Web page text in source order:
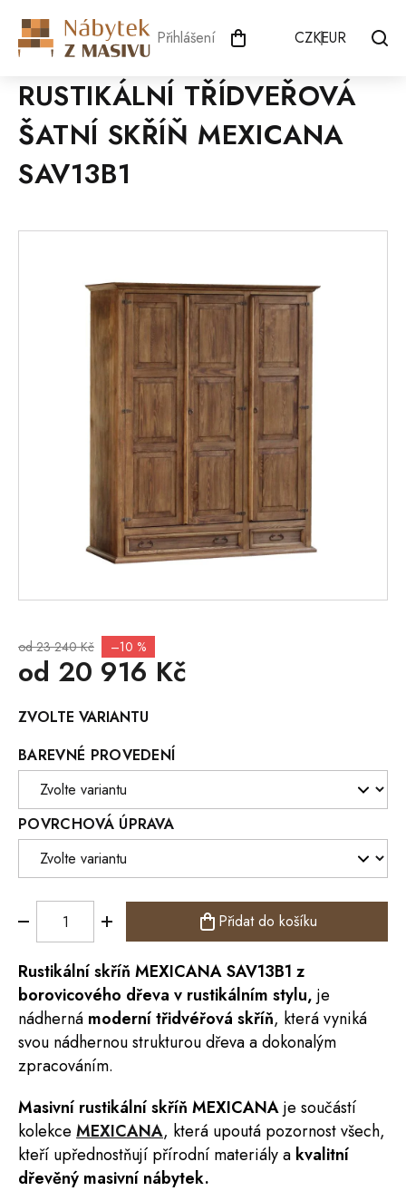
obsah
Přihlášení CZKEUR
RUSTIKÁLNÍ TŘÍDVEŘOVÁ
ŠATNÍ SKŘÍŇ MEXICANA
SAV13B1
od 23 240 Kč –10 %
od 20 916 Kč
cena:
ZVOLTE VARIANTU
BAREVNÉ PROVEDENÍ
POVRCHOVÁ ÚPRAVA
Přidat do košíku
Rustikálnískříň MEXICANASAV13B1 z
borovicového dřeva v rustikálním stylu, je
nádherná moderní třidvéřová skříň, která vyniká
svou nádhernou strukturou dřeva a dokonalým
zpracováním.
Masivní rustikální skříň MEXICANAje součástí
kolekce MEXICANA, která upoutá pozornost všech,
kteří upřednostňují přírodní materiály a kvalitní
dřevěný masivní nábytek.